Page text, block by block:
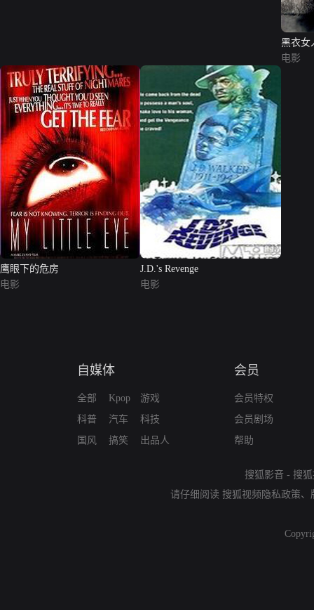
黑衣女
电影
鹰眼下的危房
电影
J.D.'s Revenge
电影
自媒体
全部
科普
国风
Kpop
汽车
搞笑
游戏
科技
出品人
会员
会员特权
会员剧场
帮助
搜狐影音 - 搜
请仔细阅读 搜狐视频隐私政策、